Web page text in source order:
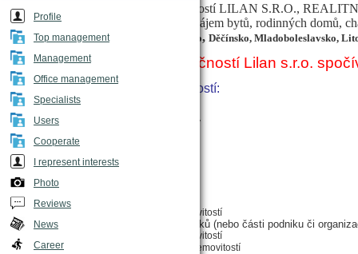
Profile
Top management
Management
Office management
Specialists
Users
Cooperate
I represent interests
Photo
Reviews
News
Career
Pracují ve společností LILAN S.R.O.,
Prodej a pronájem bytů, rodinných domů,
Oblast působení: Českolipsko, Děčínsko, Mladoboleslavsko,
Činnost společností Lilan s.r.o.
Odkupu nemovitostí:
Činžovní domy
Prodeje nemovitostí
Prodeje podniků (nebo části podniku či
Nákupu nemovitostí
Pronajímání nemovitostí